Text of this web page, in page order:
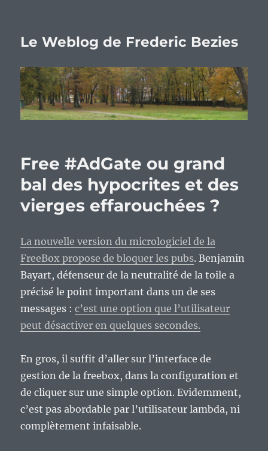
Le Weblog de Frederic Bezies
Free #AdGate ou grand
bal des hypocrites et des
vierges effarouchées ?
La nouvelle version du micrologiciel de la
FreeBox propose de bloquer les pubs. Benjamin
Bayart, défenseur de la neutralité de la toile a
précisé le point important dans un de ses
messages :c’est une option que l’utilisateur
peut désactiver en quelques secondes.
En gros, il suffit d’aller sur l’interface de
gestion de la freebox, dans la configuration et
de cliquer sur une simple option. Evidemment,
c’est pas abordable par l’utilisateur lambda, ni
complètement infaisable.